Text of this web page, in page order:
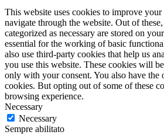
This website uses cookies to improve
navigate through the website. Out of
categorized as necessary are stored on
essential for the working of basic
also use third-party cookies that help us
you use this website. These cookies will
only with your consent. You also have the
cookies. But opting out of some of these
browsing experience.
Necessary
Necessary
Sempre abilitato